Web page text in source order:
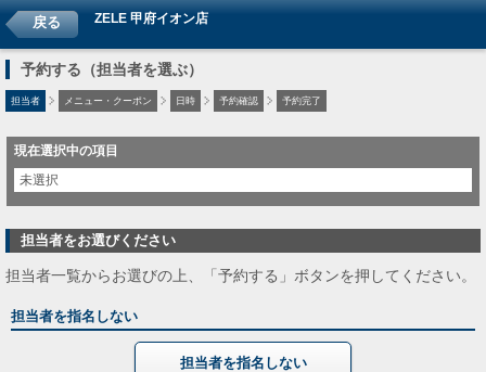
戻る ZELE 甲府イオン店
予約する（担当者を選ぶ）
担当者 メニュー・クーポン 日時 予約確認 予約完了
現在選択中の項目
未選択
担当者をお選びください
担当者一覧からお選びの上、「予約する」ボタンを押してください。
担当者を指名しない
担当者を指名しない